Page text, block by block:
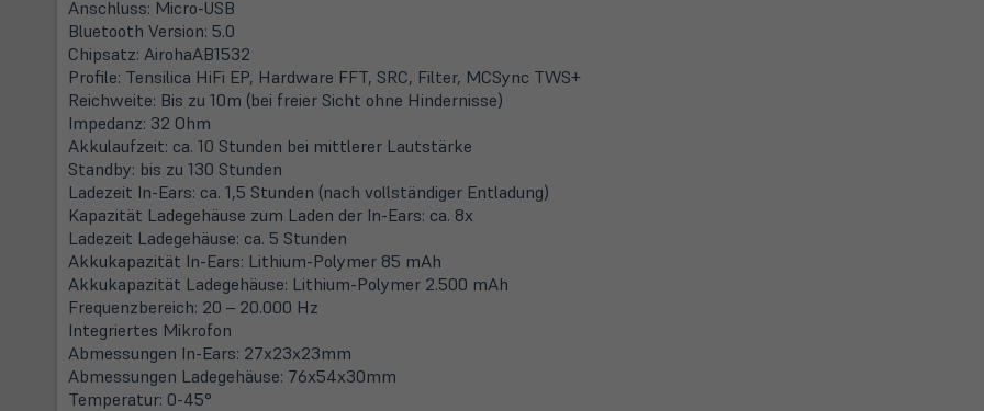
Anschluss: Micro-USB
Bluetooth Version: 5.0
Chipsatz: AirohaAB1532
Profile: Tensilica HiFi EP, Hardware FFT, SRC, Filter, MCSync TWS+
Reichweite: Bis zu 10m (bei freier Sicht ohne Hindernisse)
Impedanz: 32 Ohm
Akkulaufzeit: ca. 10 Stunden bei mittlerer Lautstärke
Standby: bis zu 130 Stunden
Ladezeit In-Ears: ca. 1,5 Stunden (nach vollständiger Entladung)
Kapazität Ladegehäuse zum Laden der In-Ears: ca. 8x
Ladezeit Ladegehäuse: ca. 5 Stunden
Akkukapazität In-Ears: Lithium-Polymer 85 mAh
Akkukapazität Ladegehäuse: Lithium-Polymer 2.500 mAh
Frequenzbereich: 20 – 20.000 Hz
Integriertes Mikrofon
Abmessungen In-Ears: 27x23x23mm
Abmessungen Ladegehäuse: 76x54x30mm
Temperatur: 0-45°